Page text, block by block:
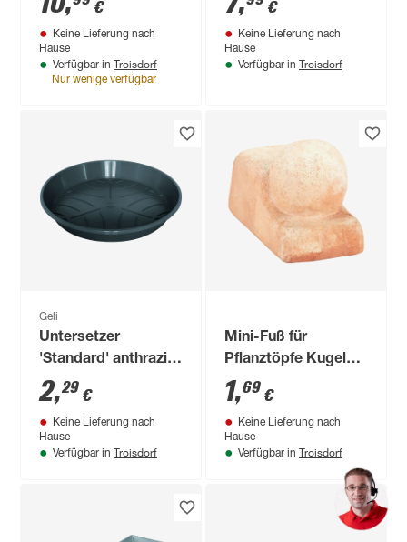
€
Keine Lieferung nach
Hause
Verfügbar in Troisdorf
Nur wenige verfügbar
€
Keine Lieferung nach
Hause
Verfügbar in Troisdorf
Geli
Untersetzer
'Standard' anthrazit
Ø 21 cm
2,29 €
Keine Lieferung nach
Hause
Verfügbar in Troisdorf
Mini-Fuß für
Pflanztöpfe Kugel
Terracotta
1,69 €
Keine Lieferung nach
Hause
Verfügbar in Troisdorf